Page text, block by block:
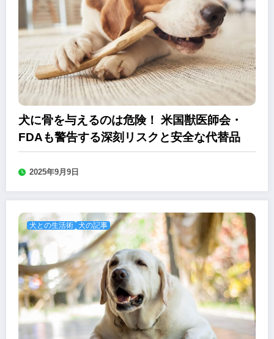
犬に骨を与えるのは危険！ 米国獣医師会・
FDAも警告する深刻リスクと安全な代替品
2025年9月9日
犬との生活術 犬の記事